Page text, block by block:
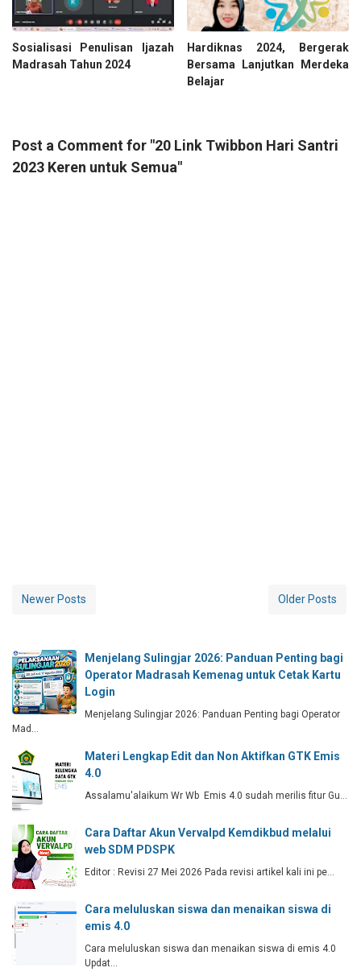
Sosialisasi Penulisan Ijazah
Madrasah Tahun 2024
Hardiknas 2024, Bergerak
Bersama Lanjutkan Merdeka
Belajar
Post a Comment for "20 Link Twibbon Hari Santri
2023 Keren untuk Semua"
Newer Posts Older Posts
Menjelang Sulingjar 2026: Panduan Penting bagi
Operator Madrasah Kemenag untuk Cetak Kartu
Login
Menjelang Sulingjar 2026: Panduan Penting bagi Operator
Mad…
Materi Lengkap Edit dan Non Aktifkan GTK Emis
4.0
Assalamu'alaikum Wr Wb Emis 4.0 sudah merilis fitur Gu…
Cara Daftar Akun Vervalpd Kemdikbud melalui
web SDM PDSPK
Editor : Revisi 27 Mei 2026 Pada revisi artikel kali ini pe…
Cara meluluskan siswa dan menaikan siswa di
emis 4.0
Cara meluluskan siswa dan menaikan siswa di emis 4.0
Updat…